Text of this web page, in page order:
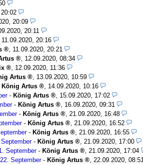
20:09
20:11
11.09.2020, 20:16
11.09.2020, 20:21
12.09.2020, 08:34
12.09.2020, 11:36
Artus
13.09.2020, 10:59
König Artus
14.09.2020, 10:16
- König Artus
15.09.2020, 17:02
- König Artus
16.09.2020, 09:31
- König Artus
21.09.2020, 16:48
- König Artus
21.09.2020, 16:52
- König Artus
21.09.2020, 16:55
- König Artus
21.09.2020, 17:00
September- König Artus
21.09.2020, 17:04
22. September- König Artus 22.09.2020, 08:51